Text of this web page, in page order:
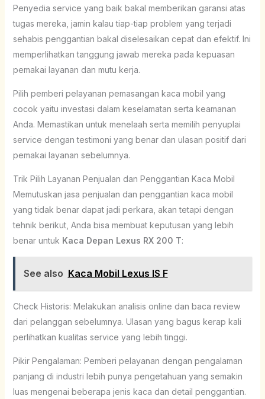
Penyedia service yang baik bakal memberikan garansi atas
tugas mereka, jamin kalau tiap-tiap problem yang terjadi
sehabis penggantian bakal diselesaikan cepat dan efektif. Ini
memperlihatkan tanggung jawab mereka pada kepuasan
pemakai layanan dan mutu kerja.
Pilih pemberi pelayanan pemasangan kaca mobil yang
cocok yaitu investasi dalam keselamatan serta keamanan
Anda. Memastikan untuk menelaah serta memilih penyuplai
service dengan testimoni yang benar dan ulasan positif dari
pemakai layanan sebelumnya.
Trik Pilih Layanan Penjualan dan Penggantian Kaca Mobil
Memutuskan jasa penjualan dan penggantian kaca mobil
yang tidak benar dapat jadi perkara, akan tetapi dengan
tehnik berikut, Anda bisa membuat keputusan yang lebih
benar untuk Kaca Depan Lexus RX 200 T:
See also Kaca Mobil Lexus IS F
Check Historis: Melakukan analisis online dan baca review
dari pelanggan sebelumnya. Ulasan yang bagus kerap kali
perlihatkan kualitas service yang lebih tinggi.
Pikir Pengalaman: Pemberi pelayanan dengan pengalaman
panjang di industri lebih punya pengetahuan yang semakin
luas mengenai beberapa jenis kaca dan detail penggantian.